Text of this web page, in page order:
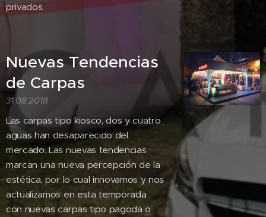
privados.
Nuevas Tendencias
de Carpas
31.08.2018
Las carpas tipo kiosco, dos y cuatro
aguas han desaparecido del
mercado. Las nuevas tendencias
marcan una nueva percepción de la
estética, por lo cual innovamos y nos
actualizamos en esta temporada
con nuevas carpas tipo pagoda o